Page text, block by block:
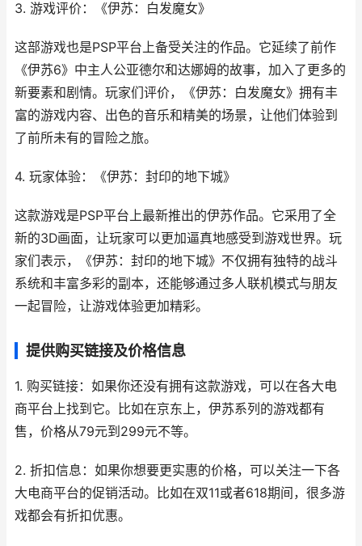
3. 游戏评价：《伊苏：白发魔女》
这部游戏也是PSP平台上备受关注的作品。它延续了前作
《伊苏6》中主人公亚德尔和达娜姆的故事，加入了更多的
新要素和剧情。玩家们评价，《伊苏：白发魔女》拥有丰
富的游戏内容、出色的音乐和精美的场景，让他们体验到
了前所未有的冒险之旅。
4. 玩家体验：《伊苏：封印的地下城》
这款游戏是PSP平台上最新推出的伊苏作品。它采用了全
新的3D画面，让玩家可以更加逼真地感受到游戏世界。玩
家们表示，《伊苏：封印的地下城》不仅拥有独特的战斗
系统和丰富多彩的副本，还能够通过多人联机模式与朋友
一起冒险，让游戏体验更加精彩。
提供购买链接及价格信息
1. 购买链接：如果你还没有拥有这款游戏，可以在各大电
商平台上找到它。比如在京东上，伊苏系列的游戏都有
售，价格从79元到299元不等。
2. 折扣信息：如果你想要更实惠的价格，可以关注一下各
大电商平台的促销活动。比如在双11或者618期间，很多游
戏都会有折扣优惠。